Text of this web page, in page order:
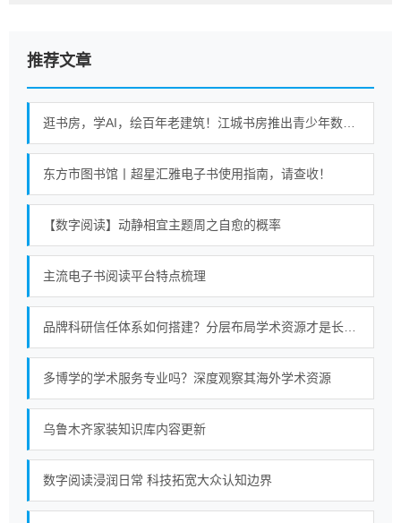
推荐文章
东方市图书馆丨超星汇雅电子书使用指南，请查收！
【数字阅读】动静相宜主题周之自愈的概率
主流电子书阅读平台特点梳理
多博学的学术服务专业吗？深度观察其海外学术资源
乌鲁木齐家装知识库内容更新
数字阅读浸润日常 科技拓宽大众认知边界